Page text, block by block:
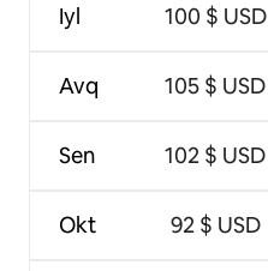
Iyl
Avq
Sen
Okt
100 $ USD
105 $ USD
102 $ USD
92 $ USD